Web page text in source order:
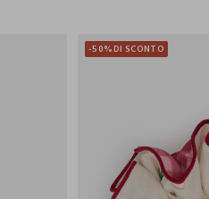
-50%DI SCONTO